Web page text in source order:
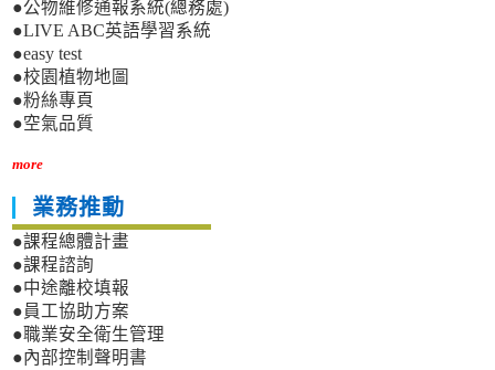
●公物維修通報系統(總務處)
●LIVE ABC英語學習系統
●easy test
●校園植物地圖
●粉絲專頁
●空氣品質
more
業務推動
●課程總體計畫
●課程諮詢
●中途離校填報
●員工協助方案
●職業安全衛生管理
●內部控制聲明書